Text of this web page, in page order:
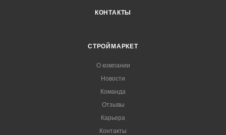
КОНТАКТЫ
СТРОЙМАРКЕТ
О компании
Новости
Команда
Отзывы
Карьера
Контакты